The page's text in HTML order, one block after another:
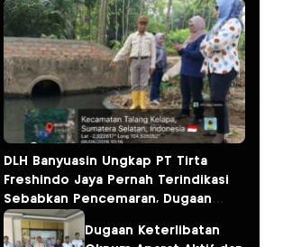
DLH Banyuasin Ungkap PT Tirta
Freshindo Jaya Pernah Terindikasi
Sebabkan Pencemaran, Dugaan
Limbah Kembali Diselidiki
Dugaan Keterlibatan